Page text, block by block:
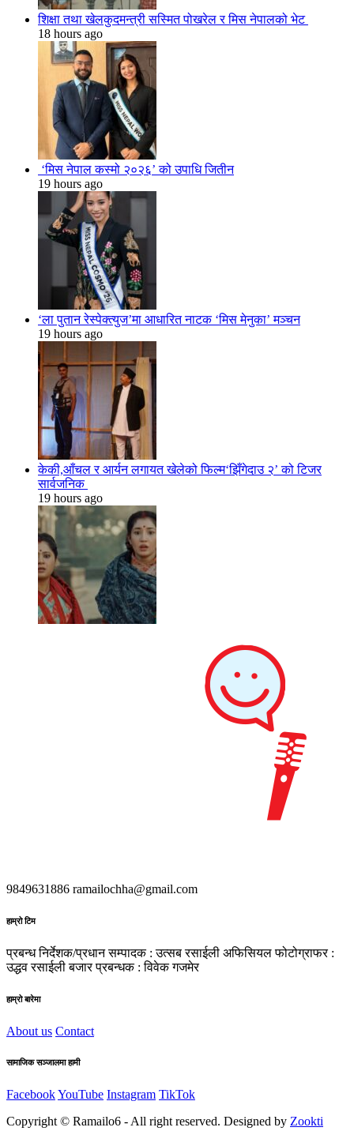
शिक्षा तथा खेलकुदमन्त्री सस्मित पोखरेल र मिस नेपालको भेट
18 hours ago
‘मिस नेपाल कस्मो २०२६’ को उपाधि जितीन
19 hours ago
‘ला पुतान रेस्पेक्त्युज’मा आधारित नाटक ‘मिस मेनुका’ मञ्चन
19 hours ago
केकी,आँचल र आर्यन लगायत खेलेको फिल्म‘झिँगेदाउ २’ को टिजर
सार्वजनिक
19 hours ago
9849631886 ramailochha@gmail.com
हाम्रो टिम
प्रबन्ध निर्देशक/प्रधान सम्पादक : उत्सब रसाईली अफिसियल फोटोग्राफर :
उद्धव रसाईली बजार प्रबन्धक : विवेक गजमेर
हाम्रो बारेमा
About us Contact
सामाजिक सञ्जालमा हामी
FacebookYouTube Instagram TikTok
Copyright © Ramailo6 - All right reserved. Designed by Zookti